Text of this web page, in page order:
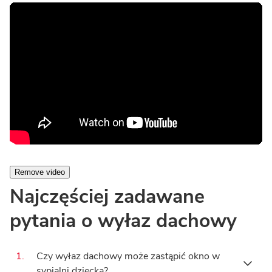
Najczęściej zadawane
pytania o wyłaz dachowy
1.
Czy wyłaz dachowy może zastąpić okno w